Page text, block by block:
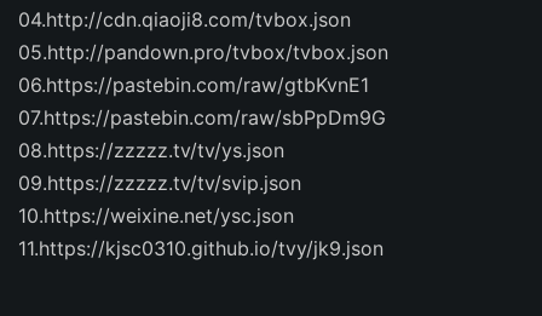
04.http://cdn.qiaoji8.com/tvbox.json
05.http://pandown.pro/tvbox/tvbox.json
06.https://pastebin.com/raw/gtbKvnE1
07.https://pastebin.com/raw/sbPpDm9G
08.https://zzzzz.tv/tv/ys.json
09.https://zzzzz.tv/tv/svip.json
10.https://weixine.net/ysc.json
11.https://kjsc0310.github.io/tvy/jk9.json